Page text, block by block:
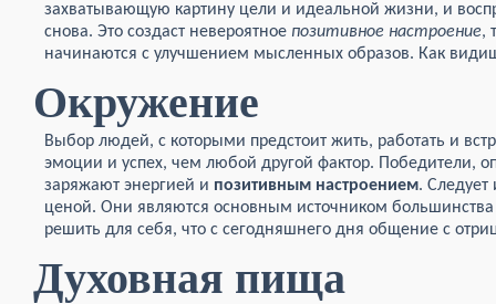
захватывающую картину цели и идеальной жизни, и
снова. Это создаст невероятное позитивное настроение,
начинаются с улучшением мысленных образов. Как
Окружение
Выбор людей, с которыми предстоит жить, работать и
эмоции и успех, чем любой другой фактор. Победители,
заряжают энергией и позитивным настроением. Следует
ценой. Они являются основным источником
решить для себя, что с сегодняшнего дня общение с
Духовная пища